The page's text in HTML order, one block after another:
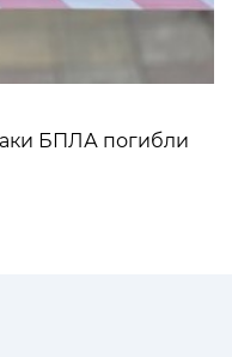
БПЛА погибли